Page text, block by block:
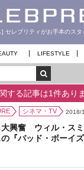
セレブリティがお手本のスタ
LIFESTYLE
する記事は1件あり
シネマ・TV 2018/
大興奮 ウィル・ス
『バッド・ボーイ